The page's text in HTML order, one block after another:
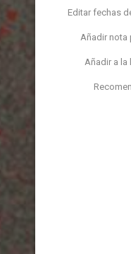
Editar fechas
Añadir nota
Añadir a la